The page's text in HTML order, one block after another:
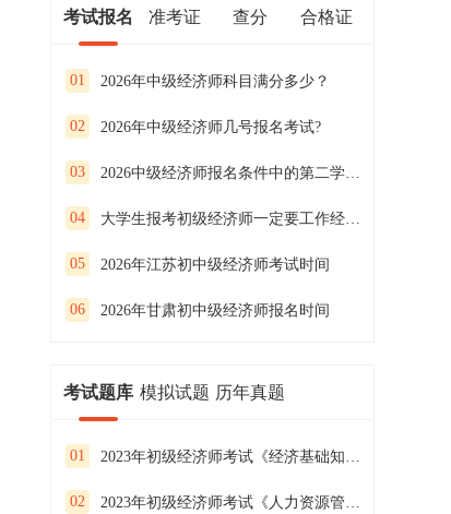
考试报名 准考证 查分 合格证
01 2026年中级经济师科目满分多少？
02 2026年中级经济师几号报名考试?
03 2026中级经济师报名条件中的第二学士学位是指双学位
04 大学生报考初级经济师一定要工作经验吗？
05 2026年江苏初中级经济师考试时间
06 2026年甘肃初中级经济师报名时间
考试题库 模拟试题 历年真题
01 2023年初级经济师考试《经济基础知识》预习试卷（二）
02 2023年初级经济师考试《人力资源管理》预习试卷（一）